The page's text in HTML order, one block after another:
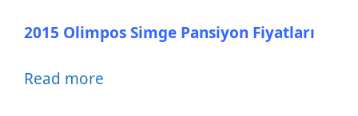
2015 Olimpos Simge Pansiyon Fiyatları
Read more